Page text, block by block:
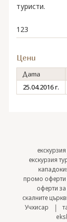
туристи.
123
Цени
Дата
25.04.2016 г.
екскурзия
промо оферти
оферти
скалните
Учхисар |